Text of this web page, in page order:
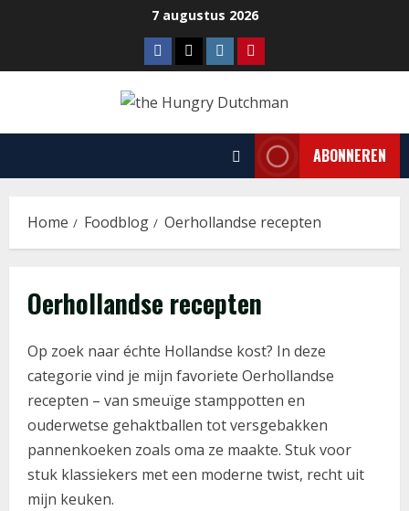
7 augustus 2026
Facebook
TiktokInstagramPinterest
ABONNEREN
Home Foodblog Oerhollandse recepten
Oerhollandse recepten
Op zoek naar échte Hollandse kost? In deze
categorie vind je mijn favoriete Oerhollandse
recepten – van smeuïge stamppotten en
ouderwetse gehaktballen tot versgebakken
pannenkoeken zoals oma ze maakte. Stuk voor
stuk klassiekers met een moderne twist, recht uit
mijn keuken.